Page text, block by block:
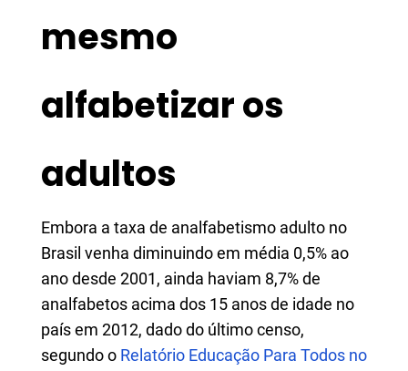
mesmo
alfabetizar os
adultos
Embora a taxa de analfabetismo adulto no
Brasil venha diminuindo em média 0,5% ao
ano desde 2001, ainda haviam 8,7% de
analfabetos acima dos 15 anos de idade no
país em 2012, dado do último censo,
segundo o Relatório Educação Para Todos no